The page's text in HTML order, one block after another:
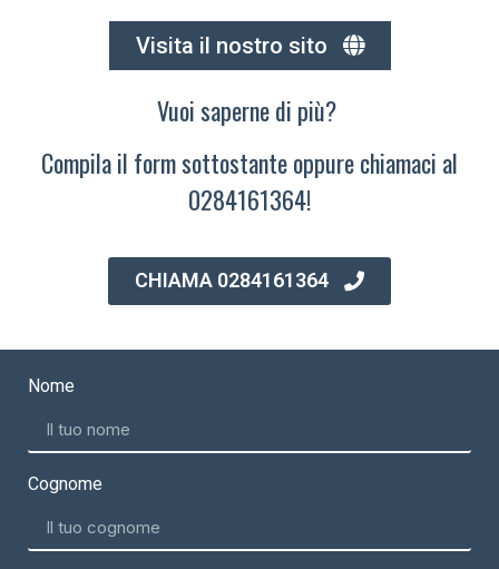
Visita il nostro sito
Vuoi saperne di più?
Compila il form sottostante oppure chiamaci al
0284161364!
CHIAMA 0284161364
Nome
Cognome